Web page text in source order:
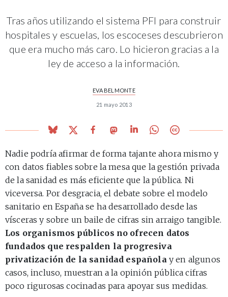
Tras años utilizando el sistema PFI para construir
hospitales y escuelas, los escoceses descubrieron
que era mucho más caro. Lo hicieron gracias a la
ley de acceso a la información.
EVA BELMONTE
21 mayo 2013
Nadie podría afirmar de forma tajante ahora mismo y
con datos fiables sobre la mesa que la gestión privada
de la sanidad es más eficiente que la pública. Ni
viceversa. Por desgracia, el debate sobre el modelo
sanitario en España se ha desarrollado desde las
vísceras y sobre un baile de cifras sin arraigo tangible.
Los organismos públicos no ofrecen datos
fundados que respalden la progresiva
privatización de la sanidad española y en algunos
casos, incluso, muestran a la opinión pública cifras
poco rigurosas cocinadas para apoyar sus medidas.